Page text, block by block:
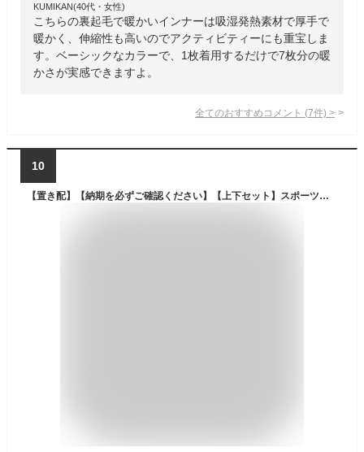
KUMIKAN(40代・女性)
こちらの裏起毛で暖かいインナーは吸湿発熱素材で厚手で
暖かく、伸縮性も高いのでアクティビティーにも重宝しま
す。ベーシックなカラーで、1枚着用するだけで7枚分の暖
かさが実感できますよ。
全てのおすすめコメント (7件) >
10
【置き配】【納期を必ずご確認ください】【上下セット】スポーツインナー 防寒インナー 冬 冬用 ヒートコンプレッション メンズ アンダーシャツ 裏起毛インナー 加圧 発熱 保温 長袖 スパッツ タイツ 人気 スポーツ用 メンズインナー